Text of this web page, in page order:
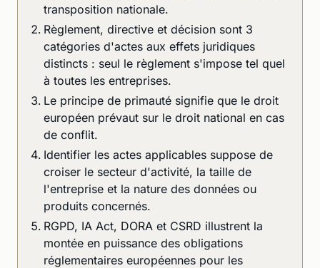
transposition nationale.
Règlement, directive et décision sont 3
catégories d'actes aux effets juridiques
distincts : seul le règlement s'impose tel quel
à toutes les entreprises.
Le principe de primauté signifie que le droit
européen prévaut sur le droit national en cas
de conflit.
Identifier les actes applicables suppose de
croiser le secteur d'activité, la taille de
l'entreprise et la nature des données ou
produits concernés.
RGPD, IA Act, DORA et CSRD illustrent la
montée en puissance des obligations
réglementaires européennes pour les